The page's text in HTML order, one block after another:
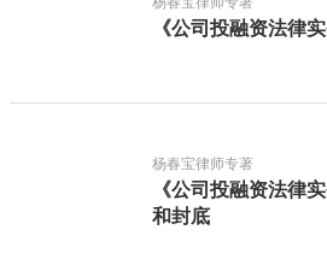
《公司投融资法律
杨春宝律师专著
《公司投融资法律
和封底